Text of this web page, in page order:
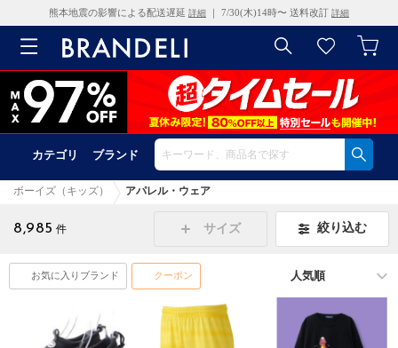
熊本地震の影響による配送遅延 詳細 ｜ 7/30(木)14時〜 送料改訂 詳細
カテゴリ ブランド
ボーイズ（キッズ） アパレル・ウェア
8,985 件 サイズ 絞り込む
お気に入りブランド クーポン